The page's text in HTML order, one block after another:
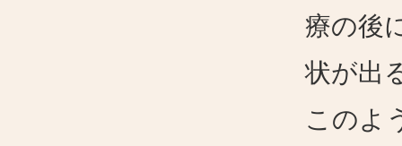
療の後
状が出
このよ